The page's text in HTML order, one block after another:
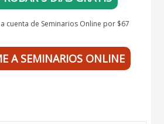
cuenta de Seminarios Online por $67
A SEMINARIOS ONLINE